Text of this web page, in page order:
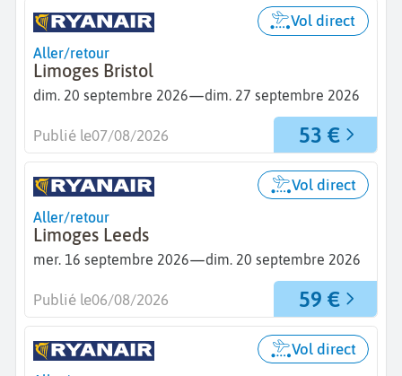
Aller/retour
Limoges Bristol
dim. 20 septembre 2026—dim. 27 septembre 2026
Vol direct
53 €
Publié le07/08/2026
Aller/retour
Limoges Leeds
mer. 16 septembre 2026—dim. 20 septembre 2026
Vol direct
59 €
Publié le06/08/2026
Vol direct